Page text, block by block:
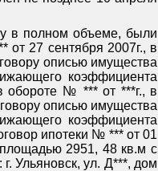
в полном объеме, были
27 сентября 2007г., в
описью имущества
коэффициента
обороте № *** от ***г., в
описью имущества
коэффициента
ипотеки № *** от 01
площадью 2951, 48 кв.м с
Ульяновск, ул. Д***, дом